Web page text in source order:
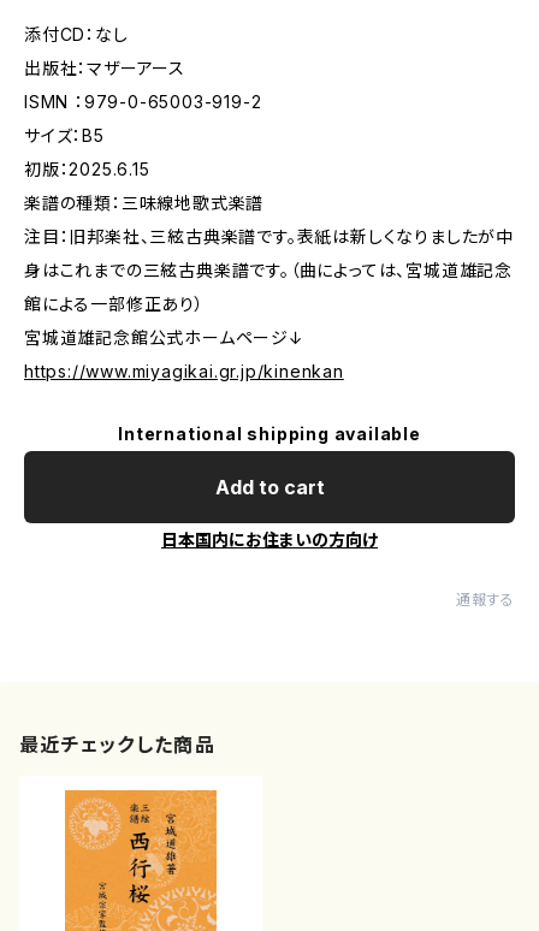
添付CD：なし
出版社：マザーアース
ISMN ：979-0-65003-919-2
サイズ：B5
初版：2025.6.15
楽譜の種類：三味線地歌式楽譜
注目：旧邦楽社、三絃古典楽譜です。表紙は新しくなりましたが中
身はこれまでの三絃古典楽譜です。（曲によっては、宮城道雄記念
館による一部修正あり）
宮城道雄記念館公式ホームページ↓
https://www.miyagikai.gr.jp/kinenkan
International shipping available
Add to cart
日本国内にお住まいの方向け
通報する
最近チェックした商品